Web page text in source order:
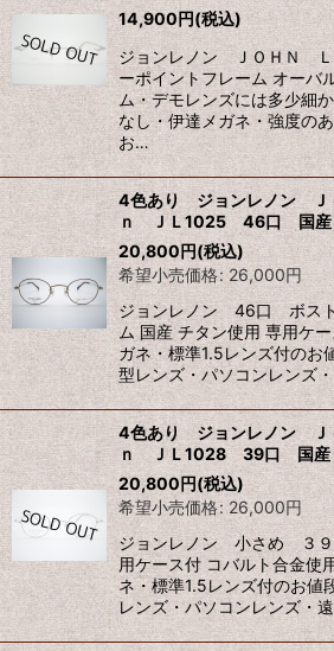
14,900円(税込)
ジョンレノン ＪＯＨＮ Ｌ
ーポイントフレーム オーバ
ム・デモレンズには多少細
なし・伊達メガネ・強度の
お…
4色あり ジョンレノン Ｊ
ｎ ＪＬ1025 46口 国産
20,800円(税込)
希望小売価格: 26,000円
ジョンレノン 46口 ボス
ム 国産 チタン使用 専用ケ
ガネ・標準1.5レンズ付のお
型レンズ・パソコンレンズ
4色あり ジョンレノン Ｊ
ｎ ＪＬ1028 39口 国産
20,800円(税込)
希望小売価格: 26,000円
ジョンレノン 小さめ ３９
用ケース付 コバルト合金使
ネ・標準1.5レンズ付のお値
レンズ・パソコンレンズ・